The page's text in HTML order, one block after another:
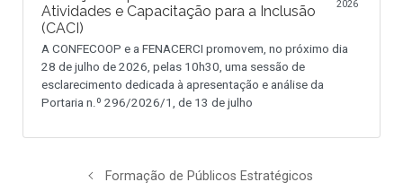
Atividades e Capacitação para a Inclusão
(CACI)
2026
A CONFECOOP e a FENACERCI promovem, no próximo dia
28 de julho de 2026, pelas 10h30, uma sessão de
esclarecimento dedicada à apresentação e análise da
Portaria n.º 296/2026/1, de 13 de julho
Formação de Públicos Estratégicos